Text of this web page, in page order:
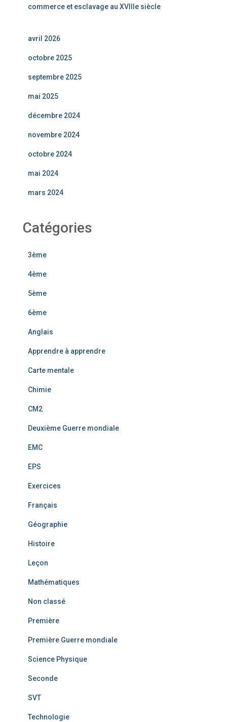
commerce et esclavage au XVIIIe siècle
avril 2026
octobre 2025
septembre 2025
mai 2025
décembre 2024
novembre 2024
octobre 2024
mai 2024
mars 2024
Catégories
3ème
4ème
5ème
6ème
Anglais
Apprendre à apprendre
Carte mentale
Chimie
CM2
Deuxième Guerre mondiale
EMC
EPS
Exercices
Français
Géographie
Histoire
Leçon
Mathématiques
Non classé
Première
Première Guerre mondiale
Science Physique
Seconde
SVT
Technologie